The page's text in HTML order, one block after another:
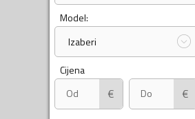
Model:
Izaberi
Cijena
€ €